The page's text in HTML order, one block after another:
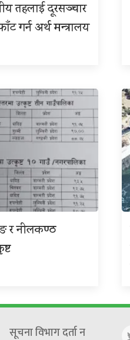
तहलाई दूरसञ्चार
गर्न अर्थ मन्त्रालय
र नीलकण्ठ
सूचना विभाग दर्ता न